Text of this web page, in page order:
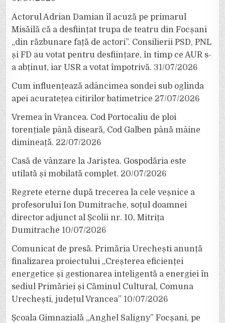
Actorul Adrian Damian îl acuză pe primarul
Misăilă că a desființat trupa de teatru din Focșani
„din răzbunare față de actori”. Consilierii PSD, PNL
și FD au votat pentru desființare, în timp ce AUR s-
a abținut, iar USR a votat împotrivă. 31/07/2026
Cum influențează adâncimea sondei sub oglinda
apei acuratețea citirilor batimetrice 27/07/2026
Vremea în Vrancea. Cod Portocaliu de ploi
torențiale până diseară, Cod Galben până mâine
dimineață. 22/07/2026
Casă de vânzare la Jariștea. Gospodăria este
utilată și mobilată complet. 20/07/2026
Regrete eterne după trecerea la cele veșnice a
profesorului Ion Dumitrache, soțul doamnei
director adjunct al Școlii nr. 10, Mitrița
Dumitrache 10/07/2026
Comunicat de presă. Primăria Urechești anunță
finalizarea proiectului „Creșterea eficienței
energetice și gestionarea inteligentă a energiei în
sediul Primăriei și Căminul Cultural, Comuna
Urechești, județul Vrancea” 10/07/2026
Școala Gimnazială „Anghel Saligny” Focșani, pe